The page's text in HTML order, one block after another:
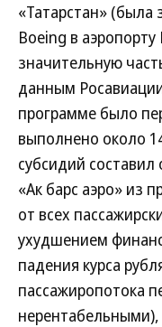
«Татарстан» (была
Boeing в
значительную
данным
программе было
выполнено около
субсидий
«Ак барс аэро» из
от всех
ухудшением
падения курса
пассажиропотока